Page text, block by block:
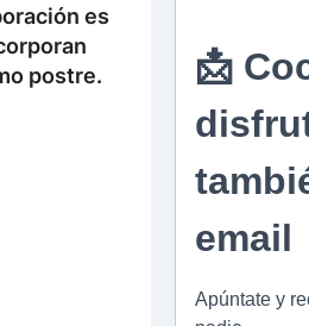
es
postre.